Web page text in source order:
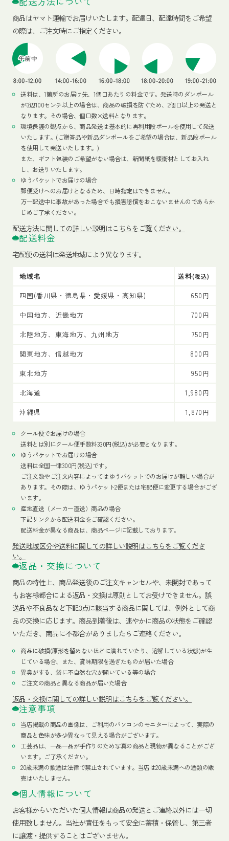
商品はヤマト運輸でお届けいたします。 配達日、配達時間をご希望
の際は、ご注文時にご指定ください。
送料は、1箇所のお届け先、1個口あたりの料金です。発送時のダンボール
が3辺100センチ以上の場合は、商品の破損を防ぐため、2個口以上の発送と
なります。その場合、個口数×送料となります。
環境保護の観点から、商品発送は基本的に再利用段ボールを使用して発送
いたします。(ご贈答品や新品ダンボールをご希望の場合は、新品段ボール
を使用して発送いたします。)
また、ギフト包装のご希望がない場合は、新聞紙を緩衝材としてお入れ
し、お送りいたします。
ゆうパケットでお届けの場合
郵便受けへのお届けとなるため、日時指定はできません。
万一配送中に事故があった場合でも損害賠償をおこないませんのであらか
じめご了承ください。
配送方法に関しての詳しい説明はこちらをご覧ください。
配送料金
宅配便の送料は発送地域により異なります。
地域名 送料(税込)
四国(香川県・徳島県・愛媛県・高知県)
650円
中国地方、近畿地方
700円
北陸地方、東海地方、九州地方
750円
関東地方、信越地方
800円
東北地方
950円
北海道
1,980円
沖縄県
1,870円
クール便でお届けの場合
送料とは別にクール便手数料330円(税込)が必要となります。
ゆうパケットでお届けの場合
送料は全国一律300円(税込)です。
ご注文数やご注文内容によってはゆうパケットでのお届けが難しい場合が
あります。その際は、ゆうパケット2便または宅配便に変更する場合がござ
います。
産地直送（メーカー直送）商品の場合
下記リンクから配送料金をご確認ください。
配送料金が異なる商品は、商品ページに記載しております。
発送地域区分や送料に関しての詳しい説明はこちらをご覧くださ
い。
返品・交換について
商品の特性上、商品発送後のご注文キャンセルや、未開封であって
もお客様都合による返品・交換は原則としてお受けできません。誤
送品や不良品など下記3点に該当する商品に関しては、例外として商
品の交換に応じます。商品到着後は、速やかに商品の状態をご確認
いただき、商品に不都合がありましたらご連絡ください。
商品に破損(原形を留めないほどに潰れていたり、溶解している状態)が生
じている場合、また、賞味期限を過ぎたものが届いた場合
異臭がする、袋に不自然な穴が開いている等の場合
ご注文の商品と異なる商品が届いた場合
返品・交換に関しての詳しい説明はこちらをご覧ください。
注意事項
当店掲載の商品の画像は、ご利用のパソコンのモニターによって、実際の
商品と色味が多少異なって見える場合がございます。
工芸品は、一品一品が手作りのため写真の商品と現物が異なることがござ
います。ご了承ください。
20歳未満の飲酒は法律で禁止されています。当店は20歳未満への酒類の販
売はいたしません。
個人情報について
お客様からいただいた個人情報は商品の発送とご連絡以外には一切
使用致しません。当社が責任をもって安全に蓄積・保管し、第三者
に譲渡・提供することはございません。